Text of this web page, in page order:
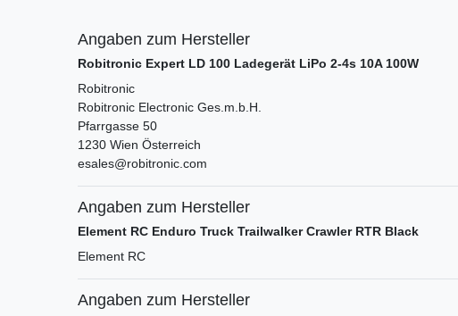
Angaben zum Hersteller
Robitronic Expert LD 100 Ladegerät LiPo 2-4s 10A 100W
Robitronic
Robitronic Electronic Ges.m.b.H.
Pfarrgasse 50
1230 Wien Österreich
esales@robitronic.com
Angaben zum Hersteller
Element RC Enduro Truck Trailwalker Crawler RTR Black
Element RC
Angaben zum Hersteller